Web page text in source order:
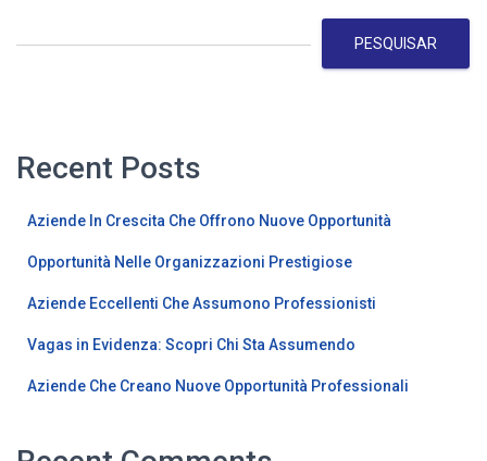
PESQUISAR
Recent Posts
Aziende In Crescita Che Offrono Nuove Opportunità
Opportunità Nelle Organizzazioni Prestigiose
Aziende Eccellenti Che Assumono Professionisti
Vagas in Evidenza: Scopri Chi Sta Assumendo
Aziende Che Creano Nuove Opportunità Professionali